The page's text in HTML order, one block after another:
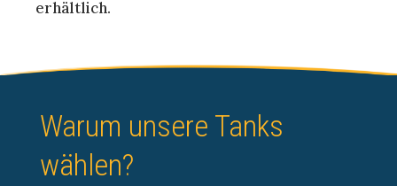
erhältlich.
Warum unsere Tanks
wählen?